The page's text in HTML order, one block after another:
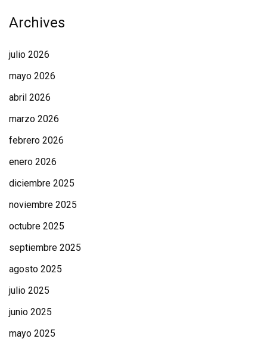
Archives
julio 2026
mayo 2026
abril 2026
marzo 2026
febrero 2026
enero 2026
diciembre 2025
noviembre 2025
octubre 2025
septiembre 2025
agosto 2025
julio 2025
junio 2025
mayo 2025